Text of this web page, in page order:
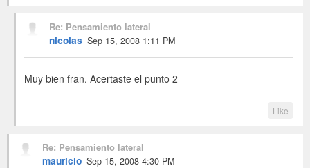
Re: Pensamiento lateral
nicolas Sep 15, 2008 1:11 PM
Muy bien fran. Acertaste el punto 2
Like
Re: Pensamiento lateral
mauricio Sep 15, 2008 4:30 PM